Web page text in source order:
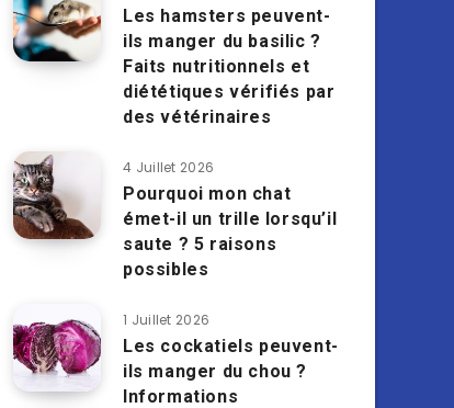
Les hamsters peuvent-
ils manger du basilic ?
Faits nutritionnels et
diététiques vérifiés par
des vétérinaires
4 Juillet 2026
Pourquoi mon chat
émet-il un trille lorsqu’il
saute ? 5 raisons
possibles
1 Juillet 2026
Les cockatiels peuvent-
ils manger du chou ?
Informations